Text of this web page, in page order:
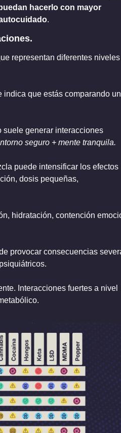
hacerlo con mayor
.
representan diferentes
indica que estás comparando
suele generar interacciones
seguro + mente tranquila.
puede intensificar los efectos
dosis pequeñas,
hidratación, contención
provocar consecuencias
Interacciones fuertes a nivel